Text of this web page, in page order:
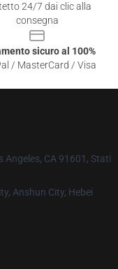
24/7 dai clic alla
consegna
sicuro al 100%
/ MasterCard / Visa
Angeles, CA 91601, Stati
Anshun City, Hebei